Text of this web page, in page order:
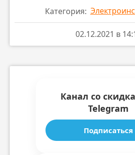
Категория:
02.12.2021 в
Канал со
Telegram
Подписаться